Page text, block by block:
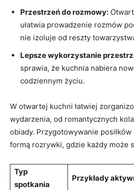
Przestrzeń do rozmowy:
ułatwia prowadzenie rozmów
nie izoluje od reszty
Lepsze wykorzystanie
sprawia, że kuchnia nabiera
codziennym życiu.
W otwartej kuchni łatwiej
wydarzenia, od romantycznych
obiady. Przygotowywanie
formą rozrywki, gdzie każdy może
Typ
spotkania
Przykłady